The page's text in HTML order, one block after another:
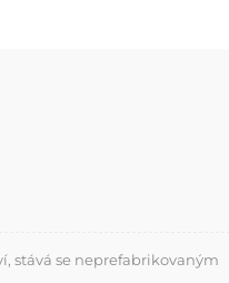
stává se neprefabrikovaným